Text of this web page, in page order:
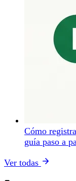
Cómo
guía paso a
Ver todas